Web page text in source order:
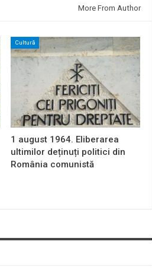
More From Author
Cultură
1 august 1964. Eliberarea
ultimilor deținuți politici din
România comunistă